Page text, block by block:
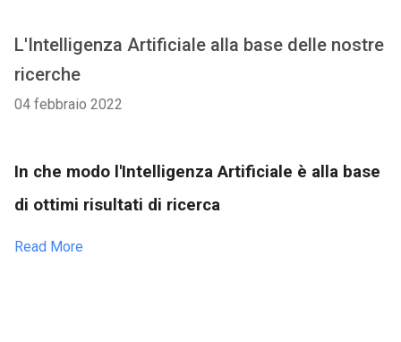
L'Intelligenza Artificiale alla base delle nostre
ricerche
04 febbraio 2022
In che modo l'Intelligenza Artificiale è alla base
di ottimi risultati di ricerca
Read More